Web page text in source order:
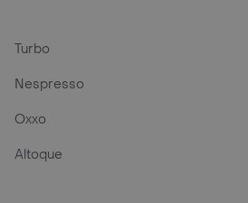
Turbo
Nespresso
Oxxo
Altoque